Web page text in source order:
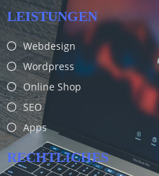
LEISTUNGEN
Webdesign
Wordpress
Online Shop
SEO
Apps
RECHTLICHES